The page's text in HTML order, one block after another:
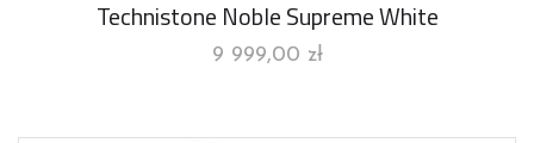
Technistone Noble Supreme White
9 999,00 zł